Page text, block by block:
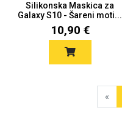
Silikonska Maskica za
Galaxy S10 - Šareni moti...
10,90 €
«